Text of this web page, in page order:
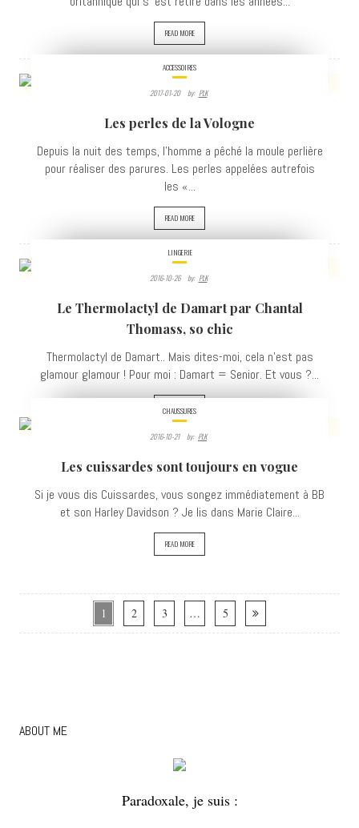
READ MORE
ACCESSOIRES
2017-01-20 By: PLK
Les perles de la Vologne
Depuis la nuit des temps, l'homme a pêché la moule perlière
pour réaliser des parures. Les perles appelées autrefois
les «...
READ MORE
LINGERIE
2016-10-26 By: PLK
Le Thermolactyl de Damart par Chantal
Thomass, so chic
Thermolactyl de Damart.. Mais dites-moi, cela n'est pas
glamour glamour ! Pour moi : Damart = Senior. Et vous ?...
READ MORE
CHAUSSURES
2016-10-21 By: PLK
Les cuissardes sont toujours en vogue
Si je vous dis Cuissardes, vous songez immédiatement à BB
et son Harley Davidson ? Je lis dans Marie Claire...
READ MORE
1 2 3 … 5
ABOUT ME
Paradoxale, je suis :